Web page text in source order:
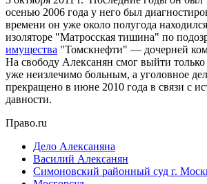
осенью 2006 года у него был
времени он уже около полугода
изоляторе "Матросская тишина" по
имущества "Томскнефти" — дочерней
На свободу Алексанян смог выйти только
уже неизлечимо больным, а уголовное
прекращено в июне 2010 года в связи с
давности.
Право.ru
Дело Алексаняна
Василий Алексанян
Симоновский районный суд г.